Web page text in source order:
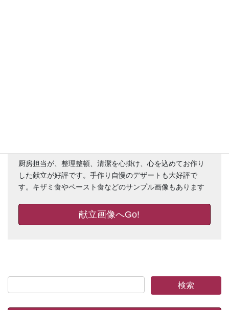
厨房担当が、整理整頓、清潔を心掛け、心を込めてお作り
した献立が好評です。手作り自慢のデザートも大好評で
す。キザミ食やペースト食などのサンプル画像もあります
献立画像へGo!